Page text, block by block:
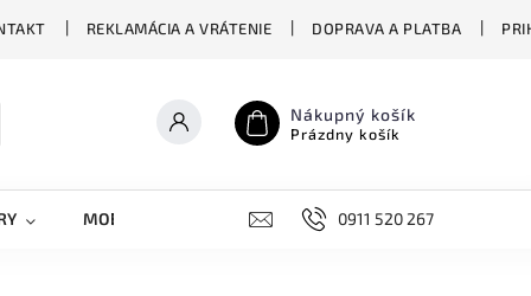
REKLAMÁCIA A VRÁTENIE DOPRAVA A PLATBA
Nákupný košík
Prázdny košík
MOBILNÉ KRYTY DOPLNKY STREET
0911 520 267